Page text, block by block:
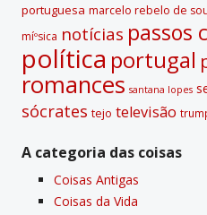
portuguesa marcelo rebelo de
míºsica notí­cias passos
polí­tica portugal
romances santana lopes
sócrates tejo televisão
A categoria das coisas
Coisas Antigas
Coisas da Vida